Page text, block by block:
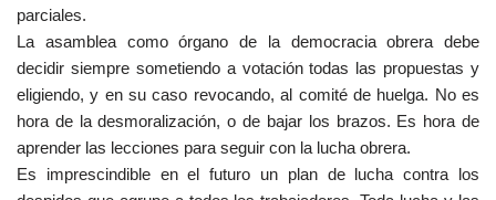
parciales.
La asamblea como órgano de la democracia obrera debe
decidir siempre sometiendo a votación todas las propuestas y
eligiendo, y en su caso revocando, al comité de huelga. No es
hora de la desmoralización, o de bajar los brazos. Es hora de
aprender las lecciones para seguir con la lucha obrera.
Es imprescindible en el futuro un plan de lucha contra los